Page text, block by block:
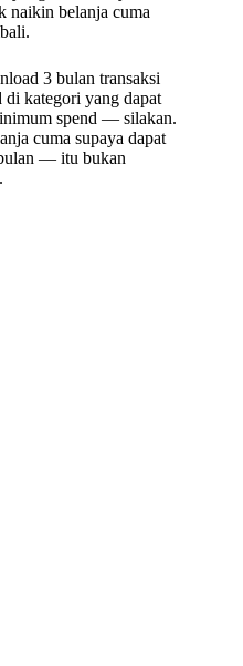
naikin belanja cuma
3 bulan transaksi
di kategori yang dapat
spend — silakan.
cuma supaya dapat
— itu bukan